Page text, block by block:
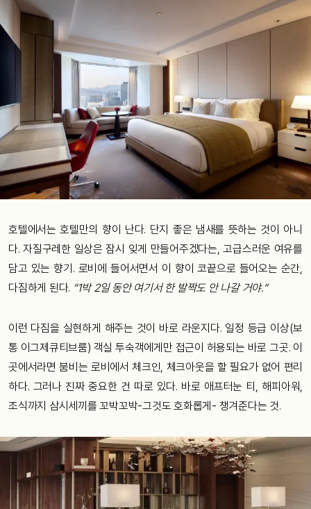
호텔에서는 호텔만의 향이 난다. 단지 좋은 냄새를 뜻하는 것이 아니
다. 자질구레한 일상은 잠시 잊게 만들어주겠다는, 고급스러운 여유를
담고 있는 향기. 로비에 들어서면서 이 향이 코끝으로 들어오는 순간,
다짐하게 된다. “1박 2일 동안 여기서 한 발짝도 안 나갈 거야.”
이런 다짐을 실현하게 해주는 것이 바로 라운지다. 일정 등급 이상(보
통 이그제큐티브룸) 객실 투숙객에게만 접근이 허용되는 바로 그곳. 이
곳에서라면 붐비는 로비에서 체크인, 체크아웃을 할 필요가 없어 편리
하다. 그러나 진짜 중요한 건 따로 있다. 바로 애프터눈 티, 해피아워,
조식까지 삼시세끼를 꼬박꼬박-그것도 호화롭게- 챙겨준다는 것.